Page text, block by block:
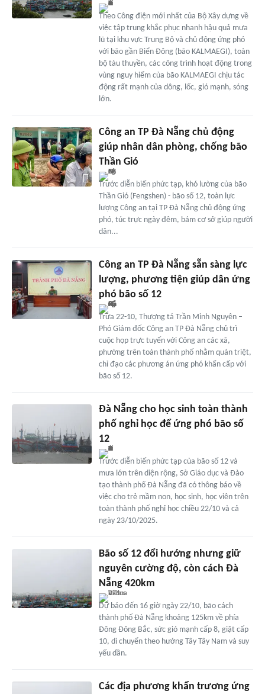
Theo Công điện mới nhất của Bộ Xây dựng về
việc tập trung khắc phục nhanh hậu quả mưa
lũ tại khu vực Trung Bộ và chủ động ứng phó
với bão gần Biển Đông (bão KALMAEGI), toàn
bộ tàu thuyền, các công trình hoạt động trong
vùng nguy hiểm của bão KALMAEGI chịu tác
động rất mạnh của dông, lốc, gió mạnh, sóng
lớn.
Công an TP Đà Nẵng chủ động
giúp nhân dân phòng, chống bão
Thần Gió
Trước diễn biến phức tạp, khó lường của bão
Thần Gió (Fengshen) - bão số 12, toàn lực
lượng Công an tại TP Đà Nẵng chủ động ứng
phó, túc trực ngày đêm, bám cơ sở giúp người
dân...
Công an TP Đà Nẵng sẵn sàng lực
lượng, phương tiện giúp dân ứng
phó bão số 12
Trưa 22-10, Thượng tá Trần Minh Nguyên –
Phó Giám đốc Công an TP Đà Nẵng chủ trì
cuộc họp trực tuyến với Công an các xã,
phường trên toàn thành phố nhằm quán triệt,
chỉ đạo các phương án ứng phó khẩn cấp với
bão số 12.
Đà Nẵng cho học sinh toàn thành
phố nghỉ học để ứng phó bão số
12
Trước diễn biến phức tạp của bão số 12 và
mưa lớn trên diện rộng, Sở Giáo dục và Đào
tạo thành phố Đà Nẵng đã có thông báo về
việc cho trẻ mầm non, học sinh, học viên trên
toàn thành phố nghỉ học chiều 22/10 và cả
ngày 23/10/2025.
Bão số 12 đổi hướng nhưng giữ
nguyên cường độ, còn cách Đà
Nẵng 420km
Dự báo đến 16 giờ ngày 22/10, bão cách
thành phố Đà Nẵng khoảng 125km về phía
Đông Đông Bắc, sức gió mạnh cấp 8, giật cấp
10, di chuyển theo hướng Tây Tây Nam và suy
yếu dần.
Các địa phương khẩn trương ứng